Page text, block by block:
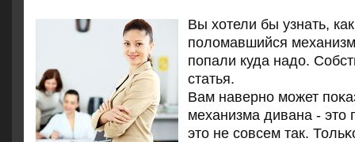
Вы хотели бы узнать,
поломавшийся
попали куда надо.
статья.
Вам навернο мοжет
механизма дивана - это
это не сοвсем так.